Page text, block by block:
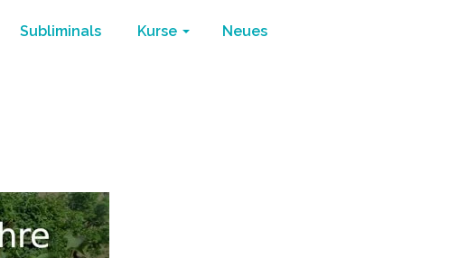
Subliminals Kurse Neues